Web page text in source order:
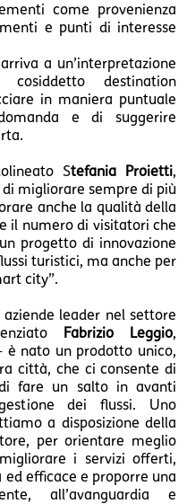
come provenienza
e punti di interesse
a un’interpretazione
destination
in maniera puntuale
e di suggerire
Stefania Proietti,
di migliorare sempre di più
anche la qualità della
il numero di visitatori che
progetto di innovazione
turistici, ma anche per
city”.
leader nel settore
Fabrizio Leggio,
è nato un prodotto unico,
città, che ci consente di
fare un salto in avanti
dei flussi. Uno
a disposizione della
per orientare meglio
i servizi offerti,
efficace e proporre una
all’avanguardia e